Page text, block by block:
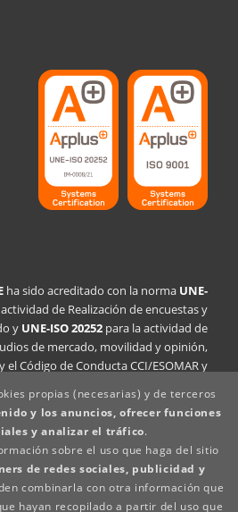
ha sido acreditado con la norma UNE-
de Realización de encuestas y
y UNE-ISO 20252 para la actividad de
de mercado, movilidad y opinión,
el Código de Conducta CCI/ESOMAR y
Declaración de la política de calidad
Política de privacidad
Política de cookies
Canal denuncias
propias (necesarias) y de terceros
y los anuncios, ofrecer funciones
y analizar el tráfico.
sobre el uso que haga del sitio
de redes sociales, publicidad y
combinarla con otra información que
hayan recopilado a partir del uso que